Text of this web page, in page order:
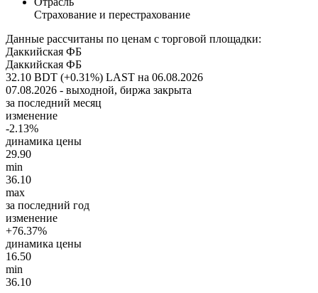
Страхование и перестрахование
Данные рассчитаны по ценам с торговой площадки:
Даккийская ФБ
Даккийская ФБ
32.10 BDT (+0.31%) LAST на 06.08.2026
07.08.2026 - выходной, биржа закрыта
за последний месяц
изменение
-2.13%
динамика цены
29.90
min
36.10
max
за последний год
изменение
+76.37%
динамика цены
16.50
min
36.10